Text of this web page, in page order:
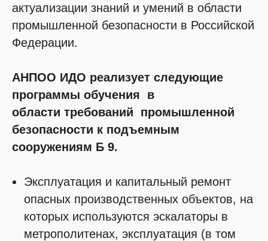
актуализации знаний и умений в области
промышленной безопасности в Российской
Федерации.
АНПОО ИДО реализует следующие
программы обучения в
области требований промышленной
безопасности к подъемным
сооружениям Б 9.
Эксплуатация и капитальный ремонт
опасных производственных объектов, на
которых используются эскалаторы в
метрополитенах, эксплуатация (в том